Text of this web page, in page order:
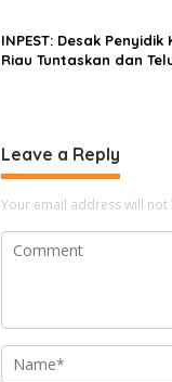
a
t
n
INPEST: Desak Penyidik
Riau Tuntaskan dan
Leave a Reply
Your email address will